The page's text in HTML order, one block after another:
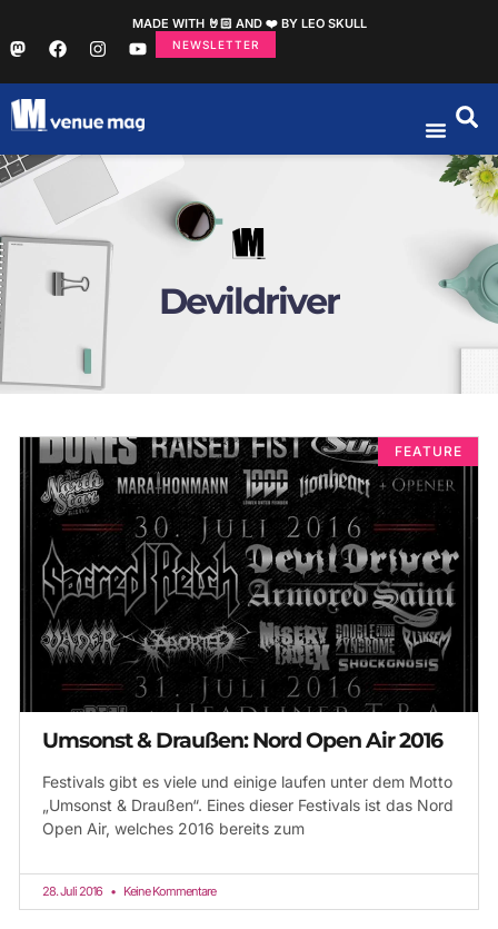
MADE WITH 🤘🏻 AND ❤️ BY LEO SKULL
NEWSLETTER
Devildriver
FEATURE
Umsonst & Draußen: Nord Open Air 2016
Festivals gibt es viele und einige laufen unter dem Motto
„Umsonst & Draußen“. Eines dieser Festivals ist das Nord
Open Air, welches 2016 bereits zum
28. Juli 2016 Keine Kommentare